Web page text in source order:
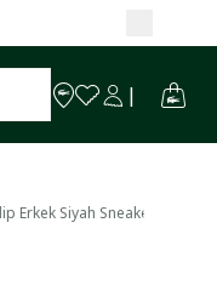
Erkek Siyah Sneaker